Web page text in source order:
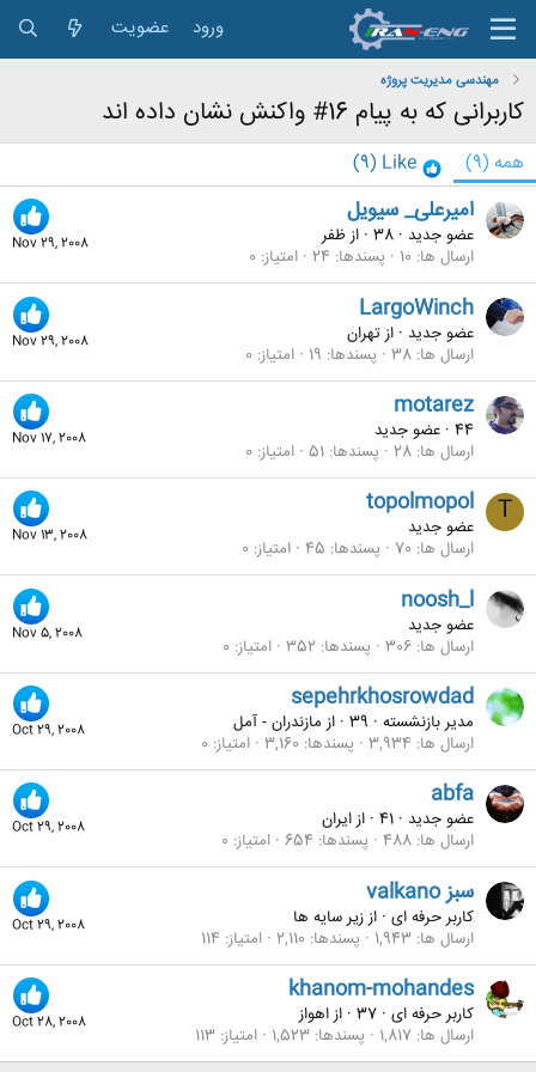
ورود عضویت
مهندسی مدیریت پروژه
کاربرانی که به پیام 16# واکنش نشان داده اند
همه (9)
Like
(9)
Nov 29, 2008
امیرعلی_ سیویل
عضو جدید ·
· ازظفر
ارسال ها 10 پسندها 24 امتیاز 0
Nov 29, 2008
LargoWinch
عضو جدید · ازتهران
ارسال ها 38 پسندها 19 امتیاز 0
Nov 17, 2008
motarez
عضو جدید · 44
ارسال ها 28 پسندها 51 امتیاز 0
T
Nov 13, 2008
topolmopol
عضو جدید
ارسال ها 70 پسندها 45 امتیاز 0
Nov 5, 2008
noosh_l
عضو جدید
ارسال ها 306 پسندها 352 امتیاز 0
Oct 29, 2008
sepehrkhosrowdad
مدیر بازنشسته ·
· از مازندران - آمل
ارسال ها 3,934 پسندها 3,160 امتیاز 0
Oct 29, 2008
abfa
عضو جدید ·
· ازایران
ارسال ها 488 پسندها 654 امتیاز 0
Oct 29, 2008
valkano سبز
کاربر حرفه ای · اززير سايه ها
ارسال ها 1,943 پسندها 2,110 امتیاز 114
Oct 28, 2008
khanom-mohandes
کاربر حرفه ای ·
· ازاهواز
ارسال ها 1,817 پسندها 1,523 امتیاز 113